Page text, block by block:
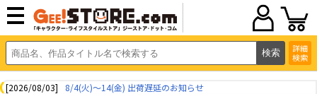
詳細
検索
[2026/08/03]
8/4(火)～14(金) 出荷遅延のお知らせ